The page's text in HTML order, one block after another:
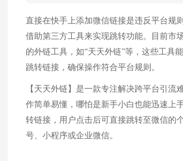
直接在快手上添加微信链接是违反平台规
借助第三方工具来实现跳转功能。目前市
的外链工具，如“天天外链”等，这些工具
跳转链接，确保操作符合平台规则。
【天天外链】是一款专注解决跨平台引流
作简单易懂，哪怕是新手小白也能迅速上
转链接，用户点击后可直接跳转至微信的
号、小程序或企业微信。